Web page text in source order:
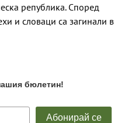
република. Според
и словаци са загинали в